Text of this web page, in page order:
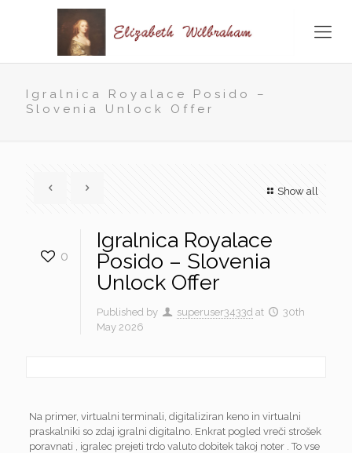
Igralnica Royalace Posido –
Slovenia Unlock Offer
Show all
0
Igralnica Royalace
Posido – Slovenia
Unlock Offer
Published by superuser3433d at
30th
May 2026
Na primer, virtualni terminali, digitaliziran keno in virtualni
praskalniki so zdaj igralni digitalno. Enkrat pogled vreči strošek
poravnati , igralec prejeti trdo valuto dobitek takoj noter . To vse